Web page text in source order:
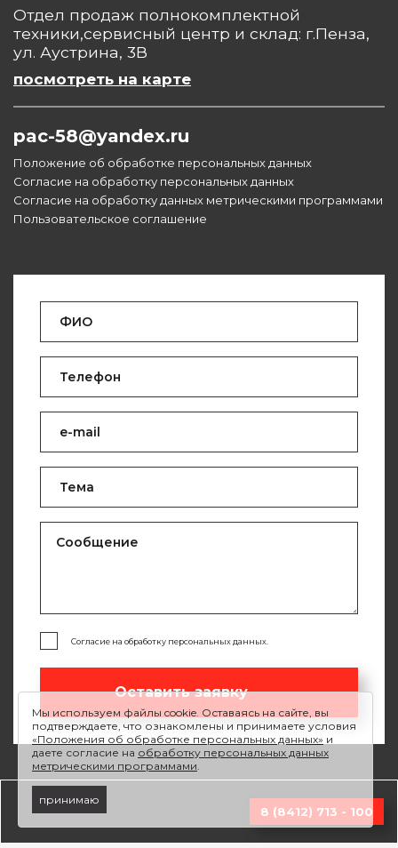
Отдел продаж полнокомплектной
техники,сервисный центр и склад: г.Пенза,
ул. Аустрина, 3В
посмотреть на карте
pac-58@yandex.ru
Положение об обработке персональных данных
Согласие на обработку персональных данных
Согласие на обработку данных метрическими программами
Пользовательское соглашение
Согласие на обработку персональных данных.
Оставить заявку
8 (8412) 713 - 100
Мы используем файлы cookie. Оставаясь на сайте, вы
подтверждаете, что ознакомлены и принимаете условия
«Положения об обработке персональных данных» и
даете согласие на обработку персональных данных
метрическими программами.
принимаю